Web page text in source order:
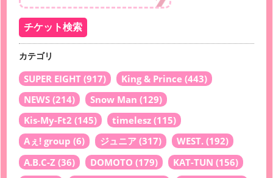
カテゴリ
SUPER EIGHT (917) King & Prince (443)
NEWS (214) Snow Man (129)
Kis-My-Ft2 (145) timelesz (115)
Aぇ! group (6) ジュニア (317) WEST. (192)
A.B.C-Z (36) DOMOTO (179) KAT-TUN (156)